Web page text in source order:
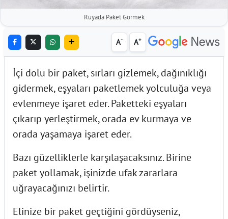
Rüyada Paket Görmek
A- A+
İçi dolu bir paket, sırları gizlemek, dağınıklığı
gidermek, eşyaları paketlemek yolculuğa veya
evlenmeye işaret eder. Paketteki eşyaları
çıkarıp yerleştirmek, orada ev kurmaya ve
orada yaşamaya işaret eder.
Bazı güzelliklerle karşılaşacaksınız. Birine
paket yollamak, işinizde ufak zararlara
uğrayacağınızı belirtir.
Elinize bir paket geçtiğini gördüyseniz,